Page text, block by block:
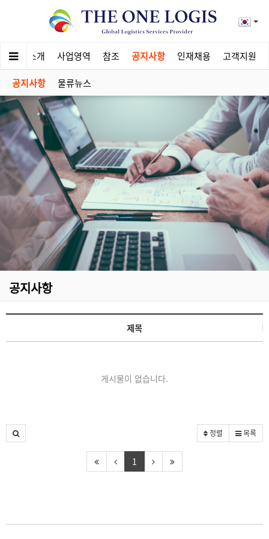
회사소개 사업영역 참조 공지사항 인재채용 고객지원
공지사항 물류뉴스
공지사항
제목
게시물이 없습니다.
정렬 목록
1